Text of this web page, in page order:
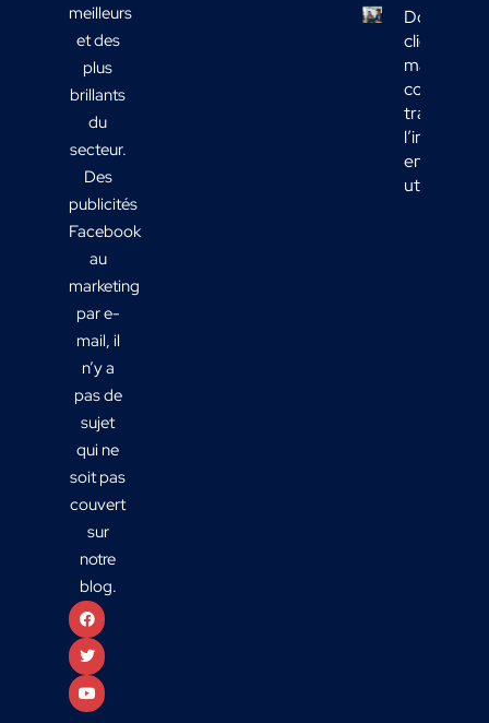
meilleurs
et des
plus
brillants
du
secteur.
Des
publicités
Facebook
au
marketing
par e-
mail, il
n’y a
pas de
sujet
qui ne
soit pas
couvert
sur
notre
blog.
Données
clients
marketing :
comment
en actions
utiles ?